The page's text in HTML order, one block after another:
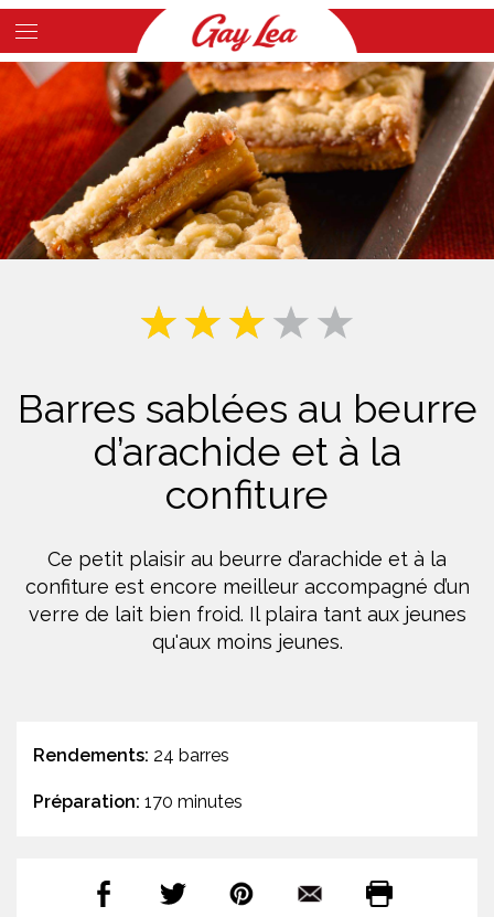
Skip
to
main
content
Main
Content
Barres sablées au beurre
d’arachide et à la
confiture
Ce petit plaisir au beurre d’arachide et à la
confiture est encore meilleur accompagné d’un
verre de lait bien froid. Il plaira tant aux jeunes
qu'aux moins jeunes.
Rendements: 24 barres
Préparation: 170 minutes